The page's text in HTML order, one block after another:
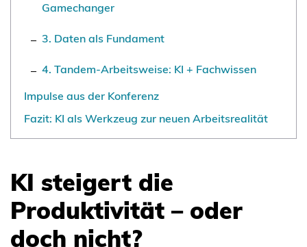
Gamechanger
3. Daten als Fundament
4. Tandem-Arbeitsweise: KI + Fachwissen
Impulse aus der Konferenz
Fazit: KI als Werkzeug zur neuen Arbeitsrealität
KI steigert die
Produktivität – oder
doch nicht?